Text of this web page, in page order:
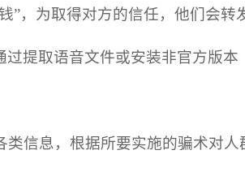
”，为取得对方的信任，他们会转
提取语音文件或安装非官方版本
信息，根据所要实施的骗术对